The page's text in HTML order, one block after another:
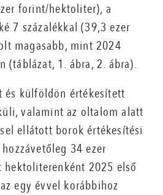
forint/hektoliter), a
7 százalékkal (39,3 ezer
magasabb, mint 2024
(táblázat, 1. ábra, 2. ábra).
és külföldön értékesített
valamint az oltalom alatt
ellátott borok értékesítési
34 ezer
2025 első
egy évvel korábbihoz